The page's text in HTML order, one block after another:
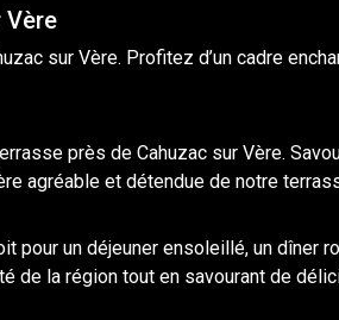
Vère
sur Vère. Profitez d’un cadre
près de Cahuzac sur Vère.
agréable et détendue de notre
pour un déjeuner ensoleillé, un dîner
de la région tout en savourant de